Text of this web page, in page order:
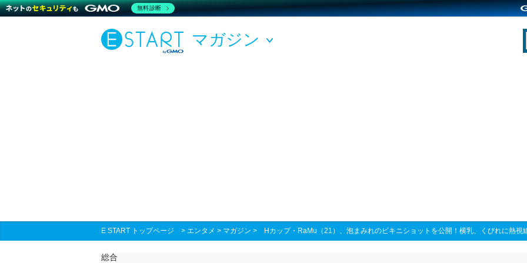
マガジン
E START トップページ > エンタメ > マガジン > Hカップ・RaMu（21）、泡まみれのビキニショットを公開！横乳、くびれに熱視
総合
無料診断